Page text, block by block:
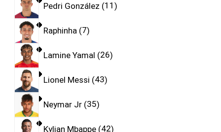
Pedri González 11
Raphinha 7
Lamine Yamal 26
Lionel Messi 43
Neymar Jr 35
Kylian Mbappe 42